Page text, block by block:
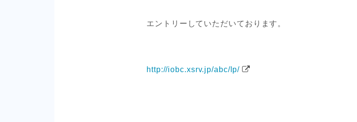
エントリーしていただいております。
http://iobc.xsrv.jp/abc/lp/